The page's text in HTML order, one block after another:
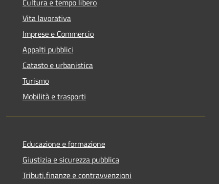
Vita lavorativa
Imprese e Commercio
Appalti pubblici
Catasto e urbanistica
Turismo
Mobilità e trasporti
Educazione e formazione
Giustizia e sicurezza pubblica
Tributi,finanze e contravvenzioni